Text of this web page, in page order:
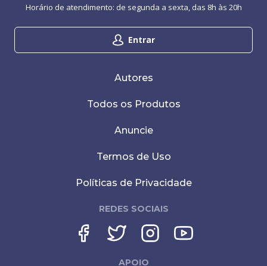
Entrar
Horário de atendimento: de segunda a sexta, das 8h às 20h
Autores
Todos os Produtos
Anuncie
Termos de Uso
Políticas de Privacidade
REDES SOCIAIS
APOIO